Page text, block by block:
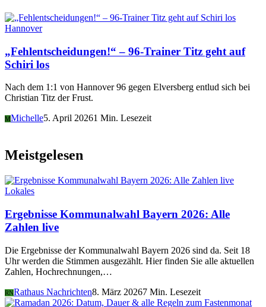
Hannover
„Fehlentscheidungen!“ – 96-Trainer Titz geht auf
Schiri los
Nach dem 1:1 von Hannover 96 gegen Elversberg entlud sich bei
Christian Titz der Frust.
MMichelle5. April 20261 Min. Lesezeit
Meistgelesen
Lokales
Ergebnisse Kommunalwahl Bayern 2026: Alle
Zahlen live
Die Ergebnisse der Kommunalwahl Bayern 2026 sind da. Seit 18
Uhr werden die Stimmen ausgezählt. Hier finden Sie alle aktuellen
Zahlen, Hochrechnungen,…
RNRathaus Nachrichten8. März 20267 Min. Lesezeit